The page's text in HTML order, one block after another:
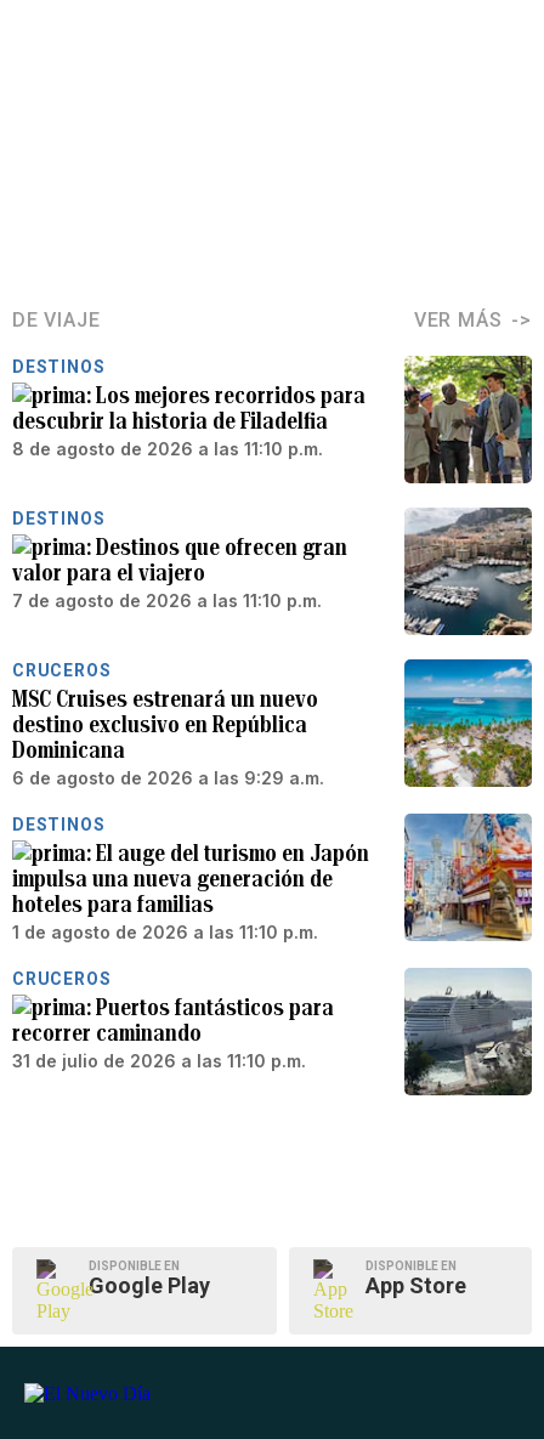
DE VIAJE VER MÁS
DESTINOS
Los mejores recorridos para
descubrir la historia de Filadelfia
8 de agosto de 2026 a las 11:10 p.m.
DESTINOS
Destinos que ofrecen gran
valor para el viajero
7 de agosto de 2026 a las 11:10 p.m.
CRUCEROS
MSC Cruises estrenará un nuevo
destino exclusivo en República
Dominicana
6 de agosto de 2026 a las 9:29 a.m.
DESTINOS
El auge del turismo en Japón
impulsa una nueva generación de
hoteles para familias
1 de agosto de 2026 a las 11:10 p.m.
CRUCEROS
Puertos fantásticos para
recorrer caminando
31 de julio de 2026 a las 11:10 p.m.
DISPONIBLE EN
Google Play
DISPONIBLE EN
App Store